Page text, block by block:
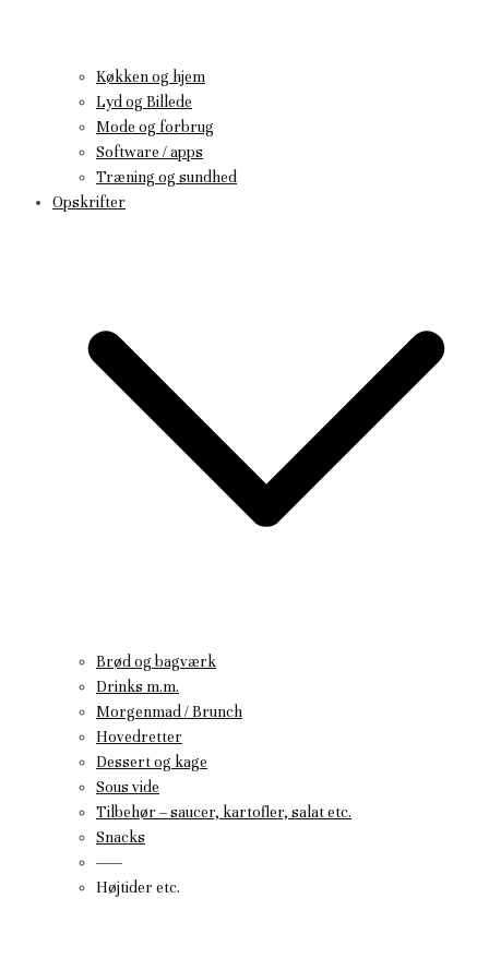
Køkken og hjem
Lyd og Billede
Mode og forbrug
Software / apps
Træning og sundhed
Opskrifter
Brød og bagværk
Drinks m.m.
Morgenmad / Brunch
Hovedretter
Dessert og kage
Sous vide
Tilbehør – saucer, kartofler, salat etc.
Snacks
——
Højtider etc.